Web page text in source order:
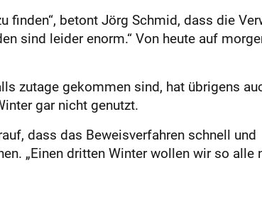
finden“, betont Jörg Schmid, dass die
sind leider enorm.“ Von heute auf
zutage gekommen sind, hat übrigens
gar nicht genutzt.
dass das Beweisverfahren schnell und
„Einen dritten Winter wollen wir so alle